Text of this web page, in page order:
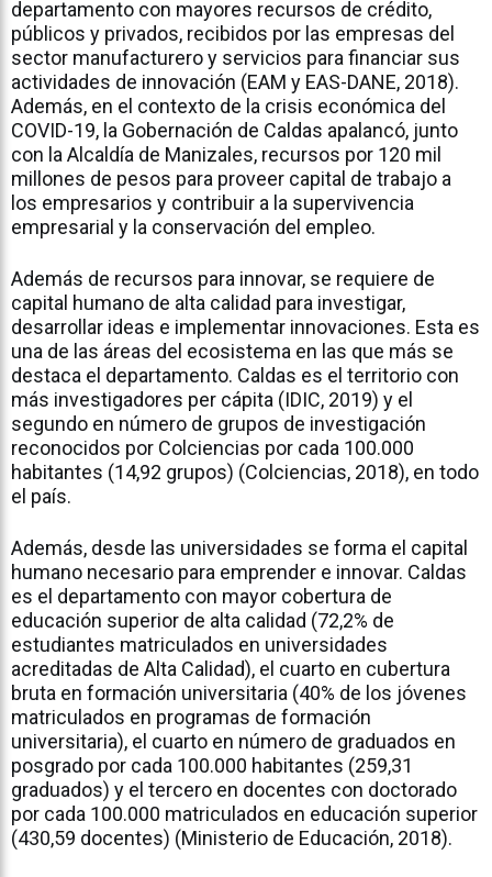
departamento con mayores recursos de crédito,
públicos y privados, recibidos por las empresas del
sector manufacturero y servicios para financiar sus
actividades de innovación (EAM y EAS-DANE, 2018).
Además, en el contexto de la crisis económica del
COVID-19, la Gobernación de Caldas apalancó, junto
con la Alcaldía de Manizales, recursos por 120 mil
millones de pesos para proveer capital de trabajo a
los empresarios y contribuir a la supervivencia
empresarial y la conservación del empleo.
Además de recursos para innovar, se requiere de
capital humano de alta calidad para investigar,
desarrollar ideas e implementar innovaciones. Esta es
una de las áreas del ecosistema en las que más se
destaca el departamento. Caldas es el territorio con
más investigadores per cápita (IDIC, 2019) y el
segundo en número de grupos de investigación
reconocidos por Colciencias por cada 100.000
habitantes (14,92 grupos) (Colciencias, 2018), en todo
el país.
Además, desde las universidades se forma el capital
humano necesario para emprender e innovar. Caldas
es el departamento con mayor cobertura de
educación superior de alta calidad (72,2% de
estudiantes matriculados en universidades
acreditadas de Alta Calidad), el cuarto en cubertura
bruta en formación universitaria (40% de los jóvenes
matriculados en programas de formación
universitaria), el cuarto en número de graduados en
posgrado por cada 100.000 habitantes (259,31
graduados) y el tercero en docentes con doctorado
por cada 100.000 matriculados en educación superior
(430,59 docentes) (Ministerio de Educación, 2018).